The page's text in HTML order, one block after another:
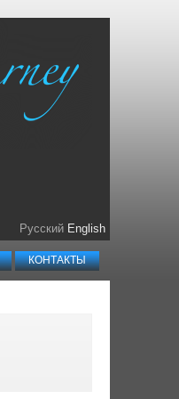
Русский English
КОНТАКТЫ